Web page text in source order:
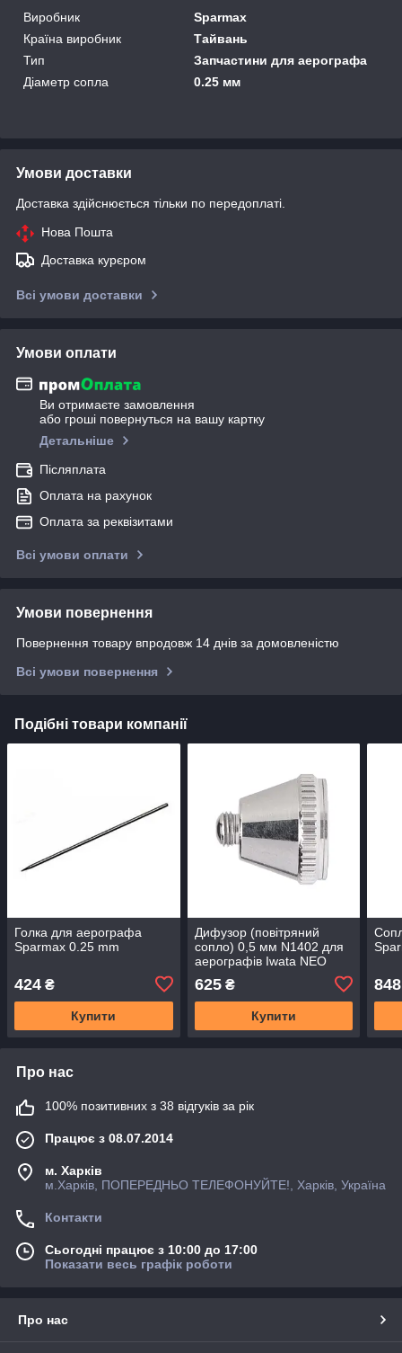
Виробник
Sparmax
Країна виробник
Тайвань
Тип
Запчастини для аерографа
Діаметр сопла
0.25 мм
Умови доставки
Доставка здійснюється тільки по передоплаті.
Нова Пошта
Доставка курєром
Всі умови доставки
Умови оплати
Ви отримаєте замовлення
або гроші повернуться на вашу картку
Детальніше
Післяплата
Оплата на рахунок
Оплата за реквізитами
Всі умови оплати
Умови повернення
Повернення товару впродовж 14 днів за домовленістю
Всі умови повернення
Подібні товари компанії
Голка для аерографа
Sparmax 0.25 mm
424 ₴
Купити
Дифузор (повітряний
сопло) 0,5 мм N1402 для
аерографів Iwata NEO
625₴
Купити
848
Про нас
100% позитивних з 38 відгуків за рік
Працює з 08.07.2014
м. Харків
м.Харків, ПОПЕРЕДНЬО ТЕЛЕФОНУЙТЕ!, Харків, Україна
Контакти
Сьогодні працює з 10:00 до 17:00
Показати весь графік роботи
Про нас